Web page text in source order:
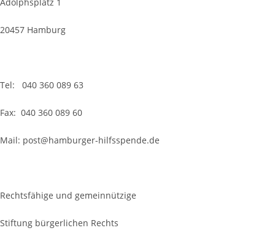
20457 Hamburg
Tel: 040 360 089 63
Fax: 040 360 089 60
Mail: post@hamburger-hilfsspende.de
Rechtsfähige und gemeinnützige
Stiftung bürgerlichen Rechts